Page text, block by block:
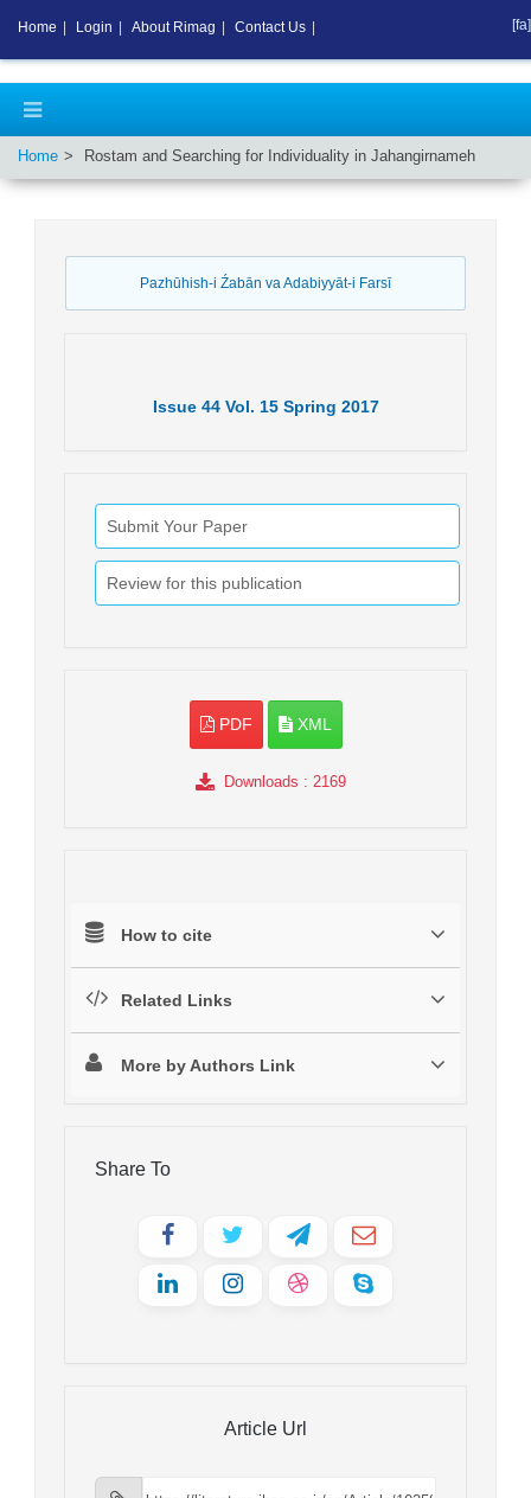
Home Rostam and Searching for Individuality in Jahangirnameh
Pazhūhish-i Źabān va Adabiyyāt-i Farsī
Issue44 Vol. 15 Spring 2017
Submit Your Paper
Review for this publication
PDF XML
Downloads : 2169
How to cite
Related Links
More by Authors Link
Share To
Article Url
Home Login About Rimag Contact Us [fa]